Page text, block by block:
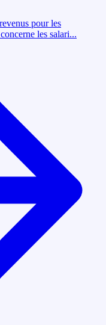
pour les
les salari...